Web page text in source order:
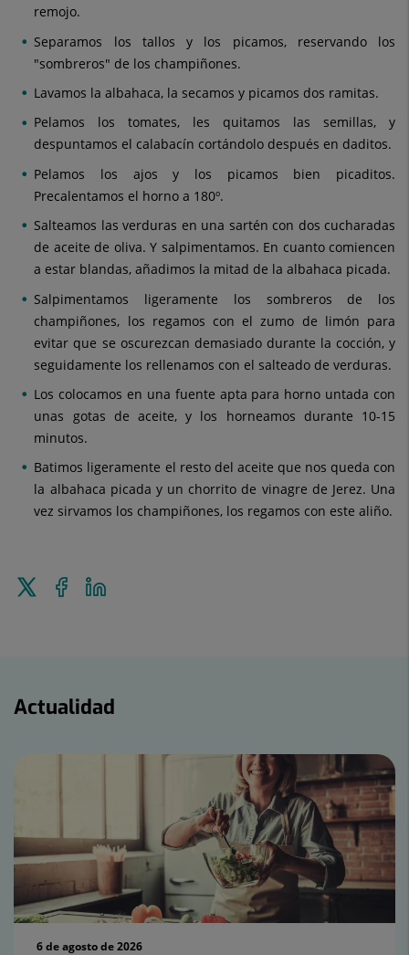
remojo.
Separamos los tallos y los picamos, reservando los
"sombreros" de los champiñones.
Lavamos la albahaca, la secamos y picamos dos ramitas.
Pelamos los tomates, les quitamos las semillas, y
despuntamos el calabacín cortándolo después en daditos.
Pelamos los ajos y los picamos bien picaditos.
Precalentamos el horno a 180º.
Salteamos las verduras en una sartén con dos cucharadas
de aceite de oliva. Y salpimentamos. En cuanto comiencen
a estar blandas, añadimos la mitad de la albahaca picada.
Salpimentamos ligeramente los sombreros de los
champiñones, los regamos con el zumo de limón para
evitar que se oscurezcan demasiado durante la cocción, y
seguidamente los rellenamos con el salteado de verduras.
Los colocamos en una fuente apta para horno untada con
unas gotas de aceite, y los horneamos durante 10-15
minutos.
Batimos ligeramente el resto del aceite que nos queda con
la albahaca picada y un chorrito de vinagre de Jerez. Una
vez sirvamos los champiñones, los regamos con este aliño.
Enviar
Compartir
en
Actualidad
6 de agosto de 2026